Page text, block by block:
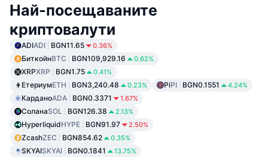
Най-посещаваните
криптовалути
ADIADI BGN11.65 0.36%
БиткойнBTC BGN109,929.16 0.62%
XRPXRP BGN1.75 0.41%
ЕтериумETH BGN3,240.48 0.23% PiPI BGN0.1551 4.24%
КарданоADA BGN0.3371 1.67%
СоланаSOL BGN126.38 2.13%
HyperliquidHYPE BGN91.97 2.50%
ZcashZEC BGN854.62 0.35%
SKYAISKYAI BGN0.1841 13.75%